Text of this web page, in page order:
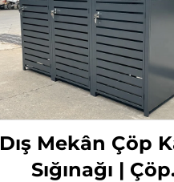
Dış Mekân Çöp
Sığınağı | Çöp